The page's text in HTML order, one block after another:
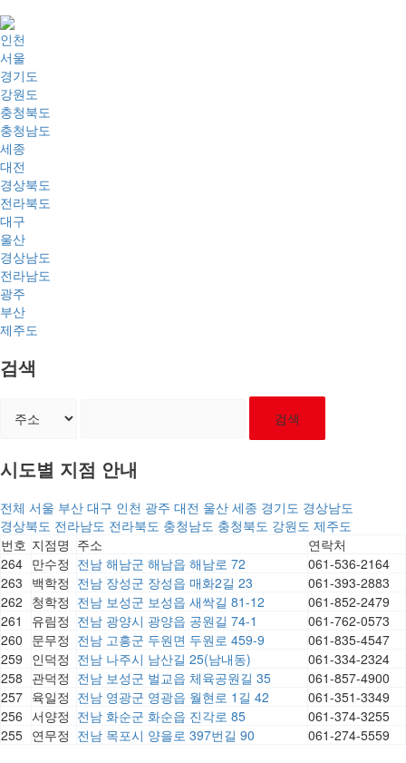
인천
서울
경기도
강원도
충청북도
충청남도
세종
대전
경상북도
전라북도
대구
울산
경상남도
전라남도
광주
부산
제주도
검색
검색
시도별 지점 안내
전체 서울 부산 대구 인천 광주 대전 울산 세종 경기도 경상남도
경상북도 전라남도 전라북도 충청남도 충청북도 강원도 제주도
번호 지점명 주소
연락처
264 만수정 전남 해남군 해남읍 해남로 72
061-536-2164
263 백학정 전남 장성군 장성읍 매화2길 23
061-393-2883
262 청학정 전남 보성군 보성읍 새싹길 81-12
061-852-2479
261
유림정 전남 광양시 광양읍 공원길 74-1
061-762-0573
260 문무정 전남 고흥군 두원면 두원로 459-9
061-835-4547
259 인덕정 전남 나주시 남산길 25(남내동)
061-334-2324
258 관덕정 전남 보성군 벌교읍 체육공원길 35
061-857-4900
257 육일정 전남 영광군 영광읍 월현로 1길 42
061-351-3349
256 서양정 전남 화순군 화순읍 진각로 85
061-374-3255
255 연무정 전남 목포시 양을로 397번길 90 061-274-5559